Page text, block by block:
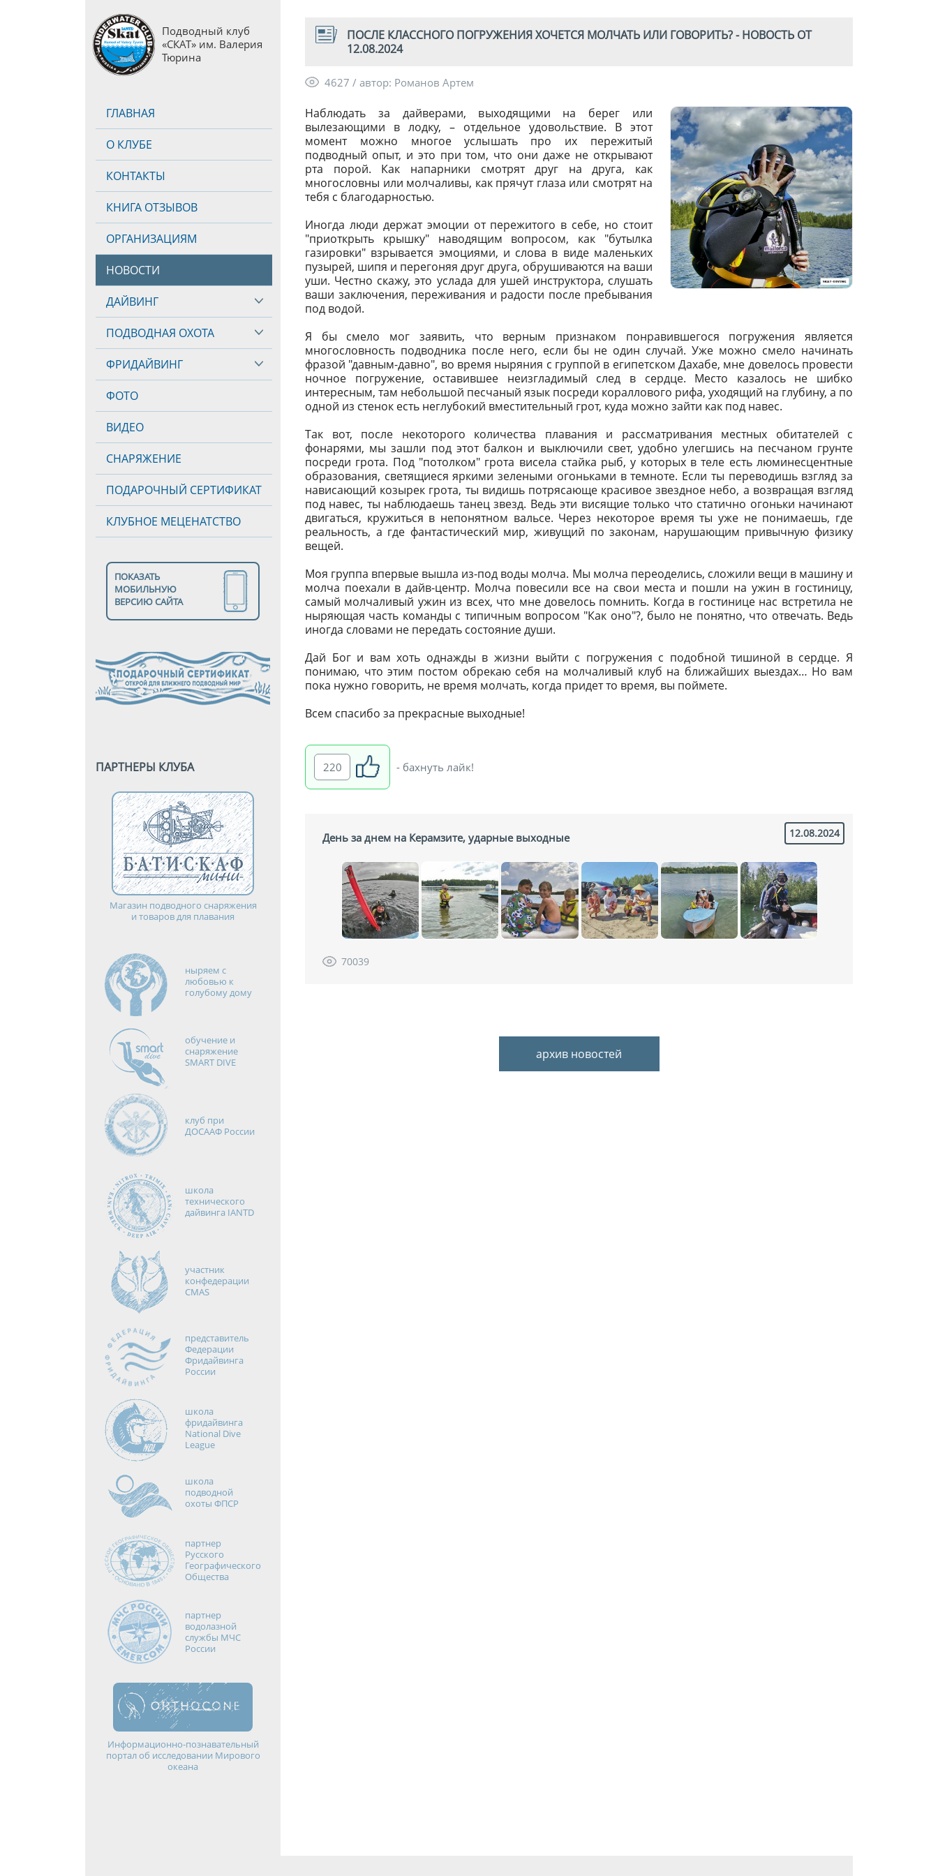
Подводный клуб
«СКАТ» им. Валерия
Тюрина
ГЛАВНАЯ
О КЛУБЕ
КОНТАКТЫ
КНИГА ОТЗЫВОВ
ОРГАНИЗАЦИЯМ
НОВОСТИ
ДАЙВИНГ
ПОДВОДНАЯ ОХОТА
ФРИДАЙВИНГ
ФОТО
ВИДЕО
СНАРЯЖЕНИЕ
ПОДАРОЧНЫЙ СЕРТИФИКАТ
КЛУБНОЕ МЕЦЕНАТСТВО
ПОКАЗАТЬ
МОБИЛЬНУЮ
ВЕРСИЮ САЙТА
ПАРТНЕРЫ КЛУБА
Магазин подводного снаряжения
и товаров для плавания
ныряем с
любовью к
голубому дому
обучение и
снаряжение
SMART DIVE
клуб при
ДОСААФ России
школа
технического
дайвинга IANTD
участник
конфедерации
CMAS
представитель
Федерации
Фридайвинга
России
школа
фридайвинга
National Dive
League
школа
подводной
охоты ФПСР
партнер
Русского
Географического
Общества
партнер
водолазной
службы МЧС
России
Информационно-познавательный
портал об исследовании Мирового
океана
ПОСЛЕ КЛАССНОГО ПОГРУЖЕНИЯ ХОЧЕТСЯ МОЛЧАТЬ ИЛИ ГОВОРИТЬ? - НОВОСТЬ ОТ
12.08.2024
4627 / автор: Романов Артем
Наблюдать за дайверами, выходящими на берег или
вылезающими в лодку, – отдельное удовольствие. В этот
момент можно многое услышать про их пережитый
подводный опыт, и это при том, что они даже не открывают
рта порой. Как напарники смотрят друг на друга, как
многословны или молчаливы, как прячут глаза или смотрят на
тебя с благодарностью.
Иногда люди держат эмоции от пережитого в себе, но стоит
"приоткрыть крышку" наводящим вопросом, как "бутылка
газировки" взрывается эмоциями, и слова в виде маленьких
пузырей, шипя и перегоняя друг друга, обрушиваются на ваши
уши. Честно скажу, это услада для ушей инструктора, слушать
ваши заключения, переживания и радости после пребывания
под водой.
Я бы смело мог заявить, что верным признаком понравившегося погружения является
многословность подводника после него, если бы не один случай. Уже можно смело начинать
фразой "давным-давно", во время ныряния с группой в египетском Дахабе, мне довелось провести
ночное погружение, оставившее неизгладимый след в сердце. Место казалось не шибко
интересным, там небольшой песчаный язык посреди кораллового рифа, уходящий на глубину, а по
одной из стенок есть неглубокий вместительный грот, куда можно зайти как под навес.
Так вот, после некоторого количества плавания и рассматривания местных обитателей с
фонарями, мы зашли под этот балкон и выключили свет, удобно улегшись на песчаном грунте
посреди грота. Под "потолком" грота висела стайка рыб, у которых в теле есть люминесцентные
образования, светящиеся яркими зелеными огоньками в темноте. Если ты переводишь взгляд за
нависающий козырек грота, ты видишь потрясающе красивое звездное небо, а возвращая взгляд
под навес, ты наблюдаешь танец звезд. Ведь эти висящие только что статично огоньки начинают
двигаться, кружиться в непонятном вальсе. Через некоторое время ты уже не понимаешь, где
реальность, а где фантастический мир, живущий по законам, нарушающим привычную физику
вещей.
Моя группа впервые вышла из-под воды молча. Мы молча переоделись, сложили вещи в машину и
молча поехали в дайв-центр. Молча повесили все на свои места и пошли на ужин в гостиницу,
самый молчаливый ужин из всех, что мне довелось помнить. Когда в гостинице нас встретила не
ныряющая часть команды с типичным вопросом "Как оно"?, было не понятно, что отвечать. Ведь
иногда словами не передать состояние души.
Дай Бог и вам хоть однажды в жизни выйти с погружения с подобной тишиной в сердце. Я
понимаю, что этим постом обрекаю себя на молчаливый клуб на ближайших выездах… Но вам
пока нужно говорить, не время молчать, когда придет то время, вы поймете.
Всем спасибо за прекрасные выходные!
220 - бахнуть лайк!
12.08.2024
День за днем на Керамзите, ударные выходные
70039
архив новостей